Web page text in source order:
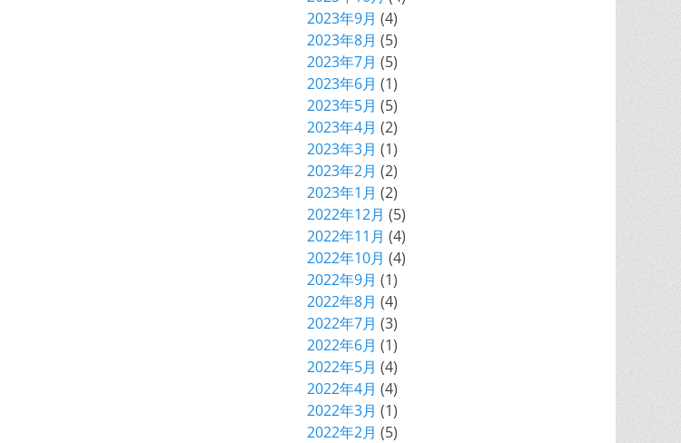
2023年9月 (4)
2023年8月 (5)
2023年7月 (5)
2023年6月 (1)
2023年5月 (5)
2023年4月 (2)
2023年3月 (1)
2023年2月 (2)
2023年1月 (2)
2022年12月 (5)
2022年11月 (4)
2022年10月 (4)
2022年9月 (1)
2022年8月 (4)
2022年7月 (3)
2022年6月 (1)
2022年5月 (4)
2022年4月 (4)
2022年3月 (1)
2022年2月 (5)